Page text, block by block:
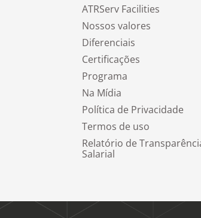
ATRServ Facilities
Nossos valores
Diferenciais
Certificações
Programa
Na Mídia
Política de Privacidade
Termos de uso
Relatório de
Salarial